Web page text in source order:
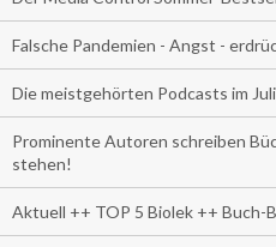
Falsche Pandemien - Angst -
Die meistgehörten Podcasts im Juli
Prominente Autoren schreiben
stehen!
Aktuell ++ TOP 5 Biolek ++ Buch-